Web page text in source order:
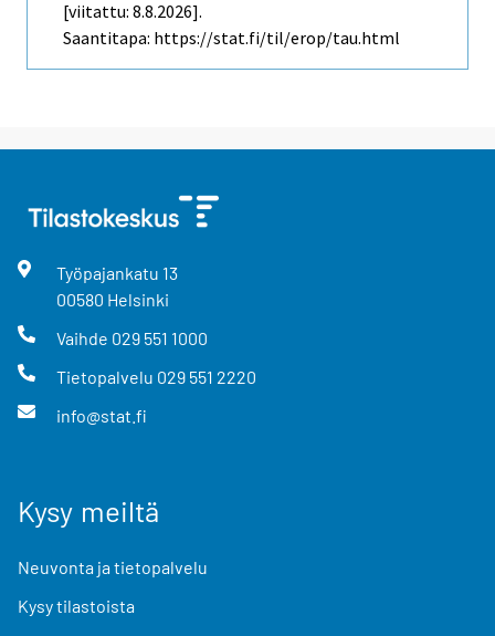
[viitattu: 8.8.2026].
Saantitapa: https://stat.fi/til/erop/tau.html
Työpajankatu 13
00580 Helsinki
Vaihde 029 551 1000
Tietopalvelu 029 551 2220
info@stat.fi
Kysy meiltä
Neuvonta ja tietopalvelu
Kysy tilastoista